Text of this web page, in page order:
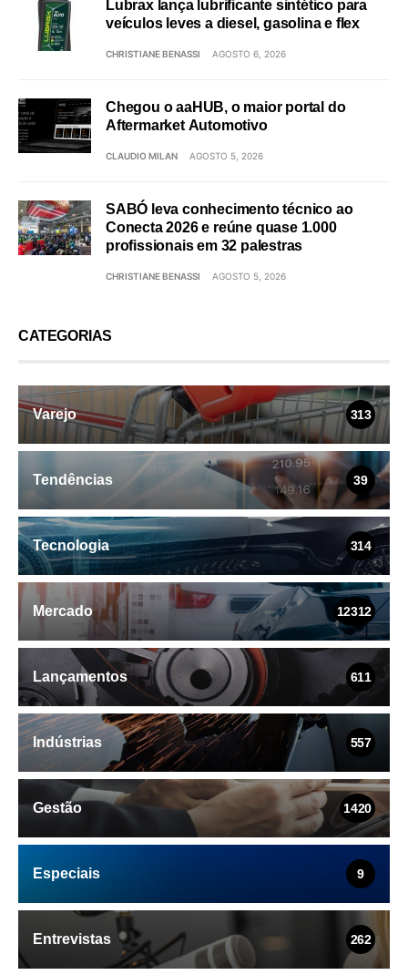
Lubrax lança lubrificante sintético para
veículos leves a diesel, gasolina e flex
CHRISTIANE BENASSI AGOSTO 6, 2026
Chegou o aaHUB, o maior portal do
Aftermarket Automotivo
CLAUDIO MILAN AGOSTO 5, 2026
SABÓ leva conhecimento técnico ao
Conecta 2026 e reúne quase 1.000
profissionais em 32 palestras
CHRISTIANE BENASSI AGOSTO 5, 2026
CATEGORIAS
Varejo 313
Tendências 39
Tecnologia 314
Mercado 12312
Lançamentos 611
Indústrias 557
Gestão 1420
Especiais 9
Entrevistas 262